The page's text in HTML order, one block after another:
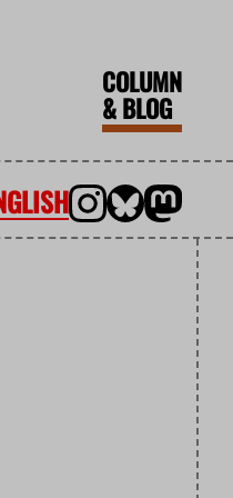
COLUMN
&BLOG